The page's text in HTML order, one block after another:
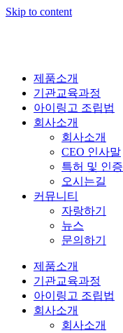
Skip to content
제품소개
기관교육과정
아이링고 조립법
회사소개
회사소개
CEO 인사말
특허 및 인증
오시는길
커뮤니티
자랑하기
뉴스
문의하기
제품소개
기관교육과정
아이링고 조립법
회사소개
회사소개